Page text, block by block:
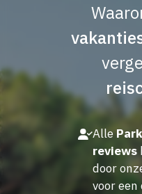
Alle
reviews
door
voor